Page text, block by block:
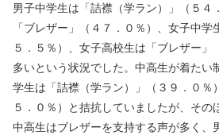
男子中学生は「詰襟（学ラン）」（５４
「ブレザー」（４７．０％）、女子中学
５．５％）、女子高校生は「ブレザー」
多いという状況でした。中高生が着たい
学生は「詰襟（学ラン）」（３９．０％
５．０％）と拮抗していましたが、その
中高生はブレザーを支持する声が多く、